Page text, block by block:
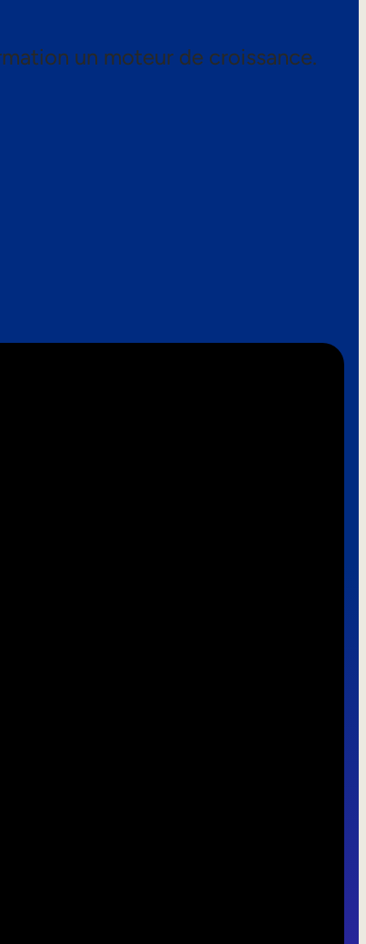
un moteur de croissance.